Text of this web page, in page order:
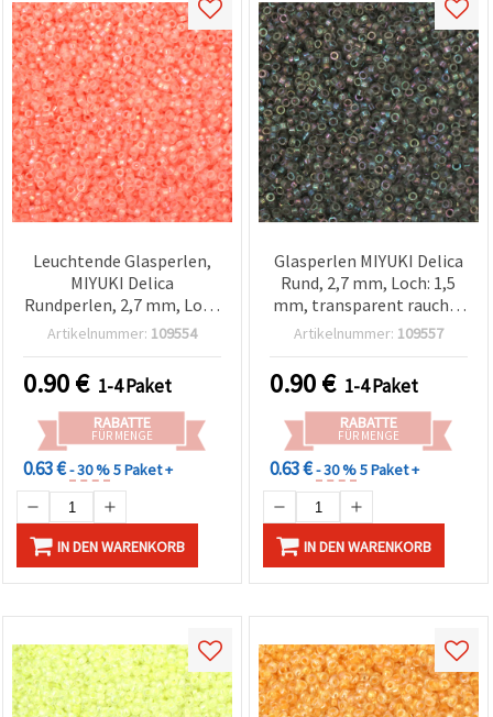
Leuchtende Glasperlen,
MIYUKI Delica
Rundperlen, 2,7 mm, Loch
1,5 mm, transparent mit
Regenbogen-
Innenfärbung – 20 g
(±1.250 Stk.)
Artikelnummer: 109554
0.90€ 1-4 Paket
RABATTE
FÜR MENGE
0.63 €- 30 %5 Paket +
IN DEN WARENKORB
Glasperlen MIYUKI Delica
Rund, 2,7 mm, Loch: 1,5
mm, transparent rauchig
mit Regenbogen-
Schmuckherstellung &
Basteln
Artikelnummer: 109557
0.90€ 1-4 Paket
RABATTE
FÜR MENGE
0.63 €- 30 %5 Paket +
IN DEN WARENKORB